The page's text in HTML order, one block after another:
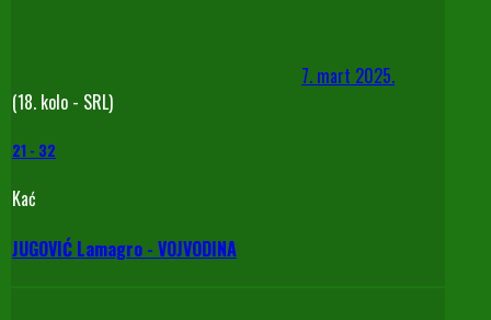
7. mart 2025.
(18. kolo - SRL)
21 - 32
Kać
JUGOVIĆ Lamagro - VOJVODINA